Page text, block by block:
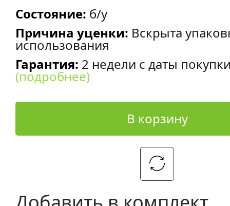
Состояние: б/у
Причина уценки: Вскрыта
использования
Гарантия: 2 недели с даты
(подробнее)
В корзину